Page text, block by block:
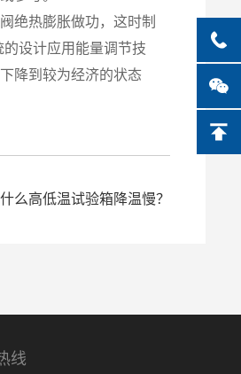
绝热膨胀做功，这时制
设计应用能量调节技
降到较为经济的状态
么高低温试验箱降温慢？
线